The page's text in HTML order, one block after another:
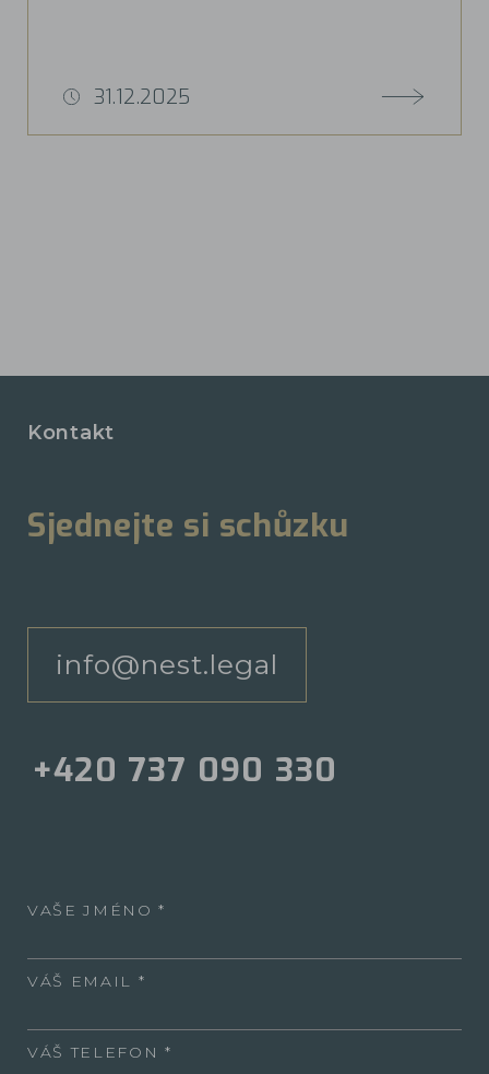
31.12.2025
Kontakt
Sjednejte si schůzku
info@nest.legal
+420 737 090 330
VAŠE JMÉNO
VÁŠ EMAIL
VÁŠ TELEFON